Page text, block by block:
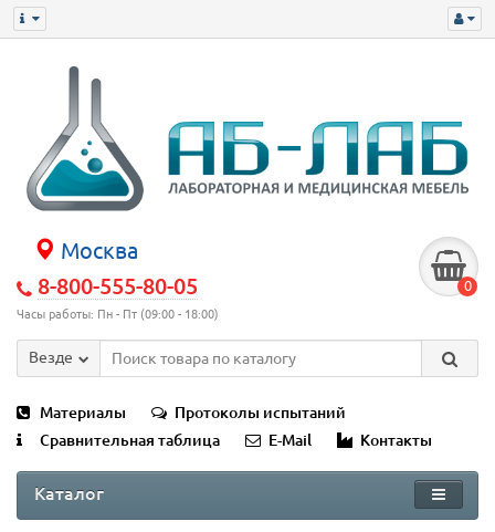
Москва
8-800-555-80-05
Часы работы: Пн - Пт (09:00 - 18:00)
0
Везде
Материалы
Протоколы испытаний
Сравнительная таблица
E-Mail Контакты
Каталог